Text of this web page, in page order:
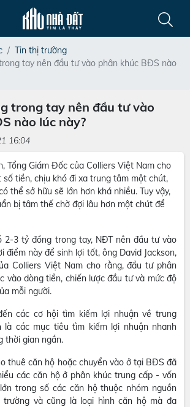
Tin thị trường
tay nên đầu tư vào phân khúc BĐS nào
trong tay nên đầu tư vào
nào lúc này?
16:04
Tổng Giám Đốc của Colliers Việt Nam cho
số tiền, chịu khó đi xa trung tâm một chút,
thể sở hữu sẽ lớn hơn khá nhiều. Tuy vậy,
bị tâm thế chờ đợi lâu hơn một chút để
2-3 tỷ đồng trong tay, NĐT nên đầu tư vào
điểm này để sinh lợi tốt, ông David Jackson,
Colliers Việt Nam cho rằng, đầu tư phân
vào dòng tiền, chiến lược đầu tư và mức độ
mỗi người.
các cơ hội tìm kiếm lợi nhuận về trung
là các mục tiêu tìm kiếm lợi nhuận nhanh
thời gian ngắn.
thuê căn hộ hoặc chuyển vào ở tại BĐS đã
các căn hộ ở phân khúc trung cấp - vốn
trong số các căn hộ thuộc nhóm nguồn
và cũng là loại hình căn hộ mà đa